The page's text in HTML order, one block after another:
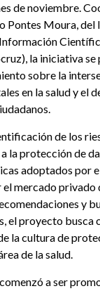
de noviembre.
Pontes Moura, del
la iniciativa
sobre la
en la salud y el
de los
la protección de
adoptados por
el mercado privado
y
el proyecto
la cultura de
de la salud.
a ser